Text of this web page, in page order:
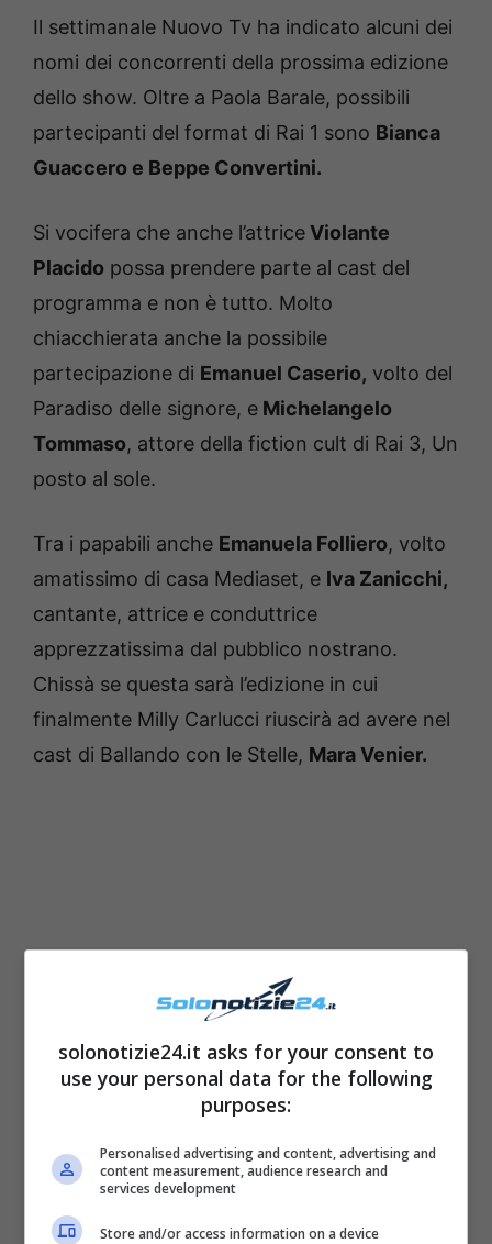
Il settimanale Nuovo Tv ha indicato alcuni dei
nomi dei concorrenti della prossima edizione
dello show. Oltre a Paola Barale, possibili
partecipanti del format di Rai 1 sono Bianca
Guaccero e Beppe Convertini.
Si vocifera che anche l’attriceViolante
Placido possa prendere parte al cast del
programma e non è tutto. Molto
chiacchierata anche la possibile
partecipazione di Emanuel Caserio, volto del
Paradiso delle signore, e Michelangelo
Tommaso, attore della fiction cult di Rai 3, Un
posto al sole.
Tra i papabili anche Emanuela Folliero, volto
amatissimo di casa Mediaset, e Iva Zanicchi,
cantante, attrice e conduttrice
apprezzatissima dal pubblico nostrano.
Chissà se questa sarà l’edizione in cui
finalmente Milly Carlucci riuscirà ad avere nel
cast di Ballando con le Stelle, Mara Venier.
solonotizie24.it asks for your consent to
use your personal data for the following
purposes:
Personalised advertising and content, advertising and
content measurement, audience research and
services development
Store and/or access information on a device